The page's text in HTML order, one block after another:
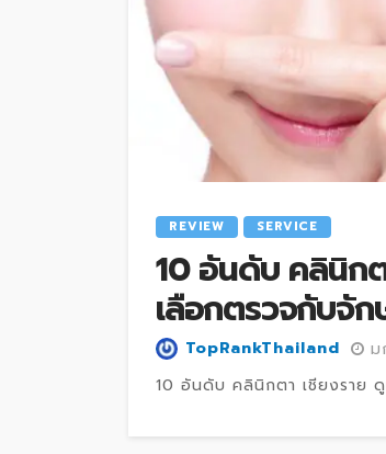
REVIEW SERVICE
10 อันดับ คลินิก
เลือกตรวจกับจั
TopRankThailand
ม
10 อันดับ คลินิกตา เชียงราย ดู